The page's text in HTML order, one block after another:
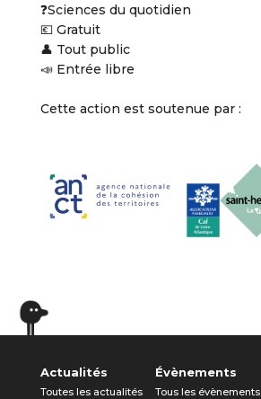
❓Sciences du quotidien
💶 Gratuit
👤 Tout public
📣 Entrée libre
Cette action est soutenue par :
Actualités
Toutes les actualités
Évènements
Tous les évènements